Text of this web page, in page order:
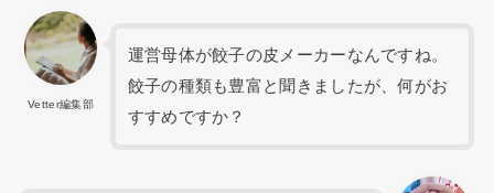
Vetter編集部
運営母体が餃子の皮メーカーなんですね。
餃子の種類も豊富と聞きましたが、何がお
すすめですか？